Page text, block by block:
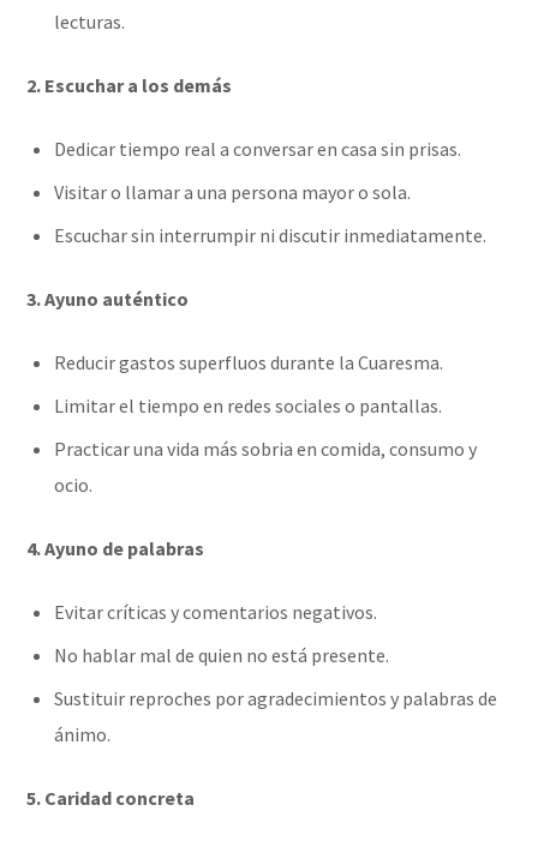
lecturas.
2. Escuchar a los demás
Dedicar tiempo real a conversar en casa sin prisas.
Visitar o llamar a una persona mayor o sola.
Escuchar sin interrumpir ni discutir inmediatamente.
3. Ayuno auténtico
Reducir gastos superfluos durante la Cuaresma.
Limitar el tiempo en redes sociales o pantallas.
Practicar una vida más sobria en comida, consumo y
ocio.
4. Ayuno de palabras
Evitar críticas y comentarios negativos.
No hablar mal de quien no está presente.
Sustituir reproches por agradecimientos y palabras de
ánimo.
5. Caridad concreta